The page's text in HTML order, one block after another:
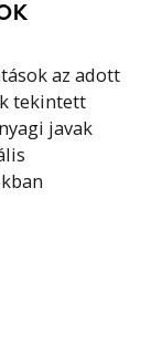
az adott
tekintett
javak